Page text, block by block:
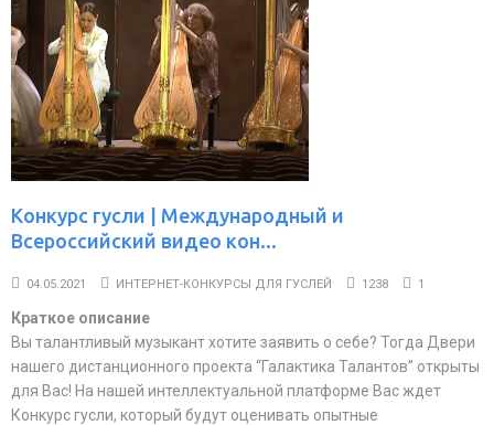
Конкурс гусли | Международный и
Всероссийский видео кон...
04.05.2021 ИНТЕРНЕТ-КОНКУРСЫ ДЛЯ ГУСЛЕЙ 1238 1
Краткое описание
Вы талантливый музыкант хотите заявить о себе? Тогда Двери
нашего дистанционного проекта “Галактика Талантов” открыты
для Вас! На нашей интеллектуальной платформе Вас ждет
Конкурс гусли, который будут оценивать опытные